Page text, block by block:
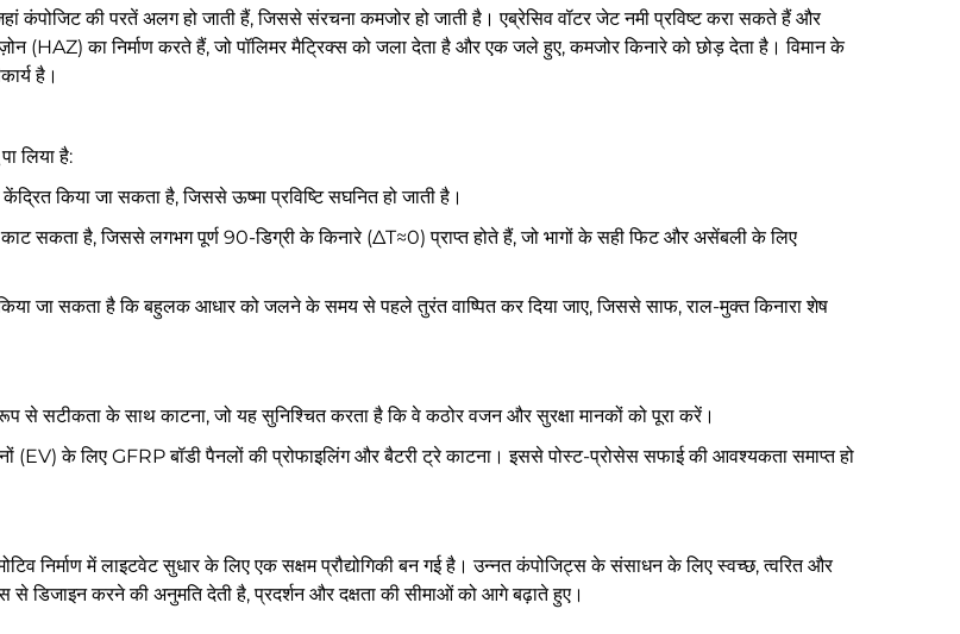
कंपोजिट की परतें अलग हो जाती हैं, जिससे संरचना कमजोर हो जाती है। एब्रेसिव वॉटर जेट नमी प्रविष्ट करा सकते हैं और
का निर्माण करते हैं, जो पॉलिमर मैट्रिक्स को जला देता है और एक जले हुए, कमजोर किनारे को छोड़ देता है। विमान के
है।
लिया है:
किया जा सकता है, जिससे ऊष्मा प्रविष्टि सघनित हो जाती है।
सकता है, जिससे लगभग पूर्ण 90-डिग्री के किनारे (ΔT≈0) प्राप्त होते हैं, जो भागों के सही फिट और असेंबली के लिए
जा सकता है कि बहुलक आधार को जलने के समय से पहले तुरंत वाष्पित कर दिया जाए, जिससे साफ, राल-मुक्त किनारा शेष
सटीकता के साथ काटना, जो यह सुनिश्चित करता है कि वे कठोर वजन और सुरक्षा मानकों को पूरा करें।
(EV) के लिए GFRP बॉडी पैनलों की प्रोफाइलिंग और बैटरी ट्रे काटना। इससे पोस्ट-प्रोसेस सफाई की आवश्यकता समाप्त हो
निर्माण में लाइटवेट सुधार के लिए एक सक्षम प्रौद्योगिकी बन गई है। उन्नत कंपोजिट्स के संसाधन के लिए स्वच्छ, त्वरित और
से डिजाइन करने की अनुमति देती है, प्रदर्शन और दक्षता की सीमाओं को आगे बढ़ाते हुए।